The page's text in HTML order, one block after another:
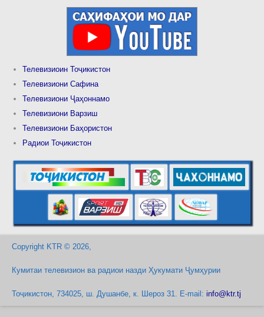
Телевизиоин Тоҷикистон
Телевизиони Сафина
Телевизиони Ҷаҳоннамо
Телевизиони Варзиш
Телевизиони Баҳористон
Радиои Тоҷикистон
Copyright KTR © 2026,
Кумитаи телевизион ва радиои назди Ҳукумати Ҷумҳурии
Тоҷикистон, 734025, ш. Душанбе, к. Шероз 31. E-mail: info@ktr.tj